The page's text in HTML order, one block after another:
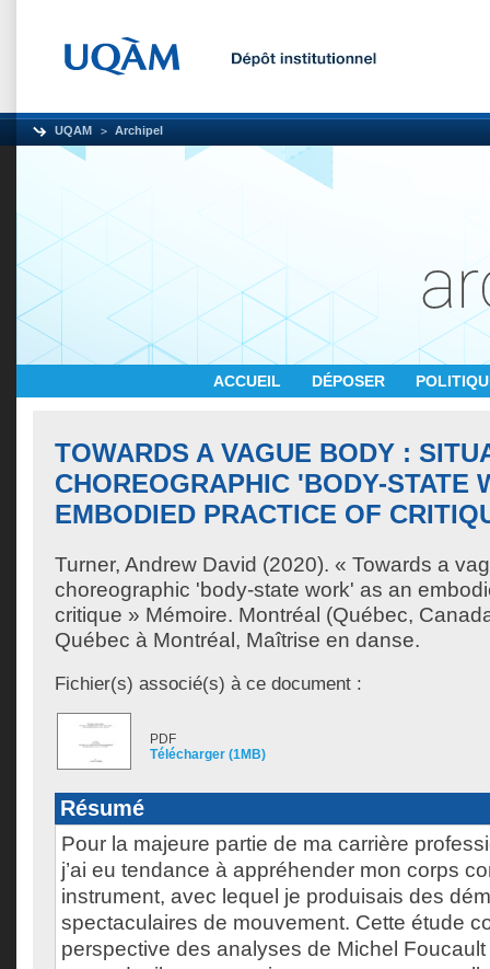
UQAM Archipel
ACCUEIL DÉPOSER
TOWARDS A VAGUE BODY :
CHOREOGRAPHIC 'BODY-STATE
EMBODIED PRACTICE OF
Turner, Andrew David (2020). « Towards a
choreographic 'body-state work' as an
critique » Mémoire. Montréal (Québec,
Québec à Montréal, Maîtrise en danse.
Fichier(s) associé(s) à ce document :
PDF
Télécharger (1MB)
Résumé
Pour la majeure partie de ma carrière
j’ai eu tendance à appréhender mon corps
instrument, avec lequel je produisais des
spectaculaires de mouvement. Cette étude
perspective des analyses de Michel